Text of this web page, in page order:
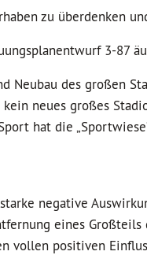
zu überdenken
3-87
Neubau des großen
neues großes
hat die
negative
eines
vollen positiven